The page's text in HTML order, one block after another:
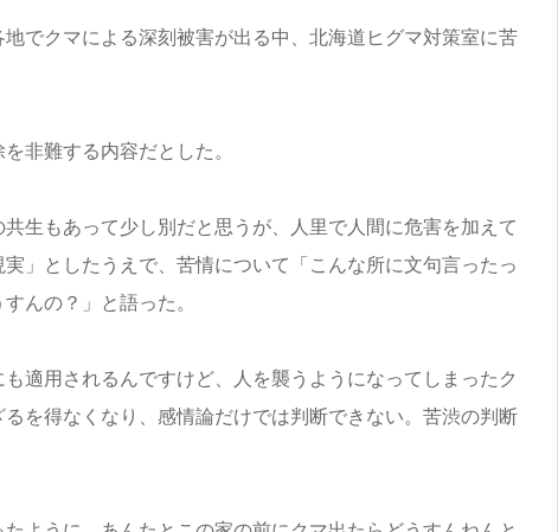
でクマによる深刻被害が出る中、北海道ヒグマ対策室に苦
非難する内容だとした。
生もあって少し別だと思うが、人里で人間に危害を加えて
」としたうえで、苦情について「こんな所に文句言ったっ
んの？」と語った。
適用されるんですけど、人を襲うようになってしまったク
を得なくなり、感情論だけでは判断できない。苦渋の判断